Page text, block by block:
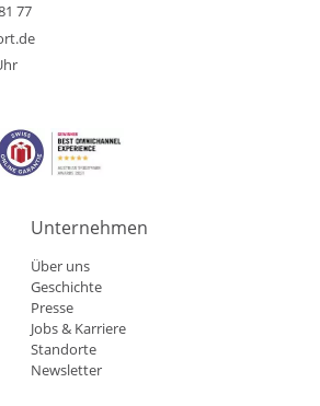
77
Unternehmen
Über uns
Geschichte
Presse
Jobs & Karriere
Standorte
Newsletter